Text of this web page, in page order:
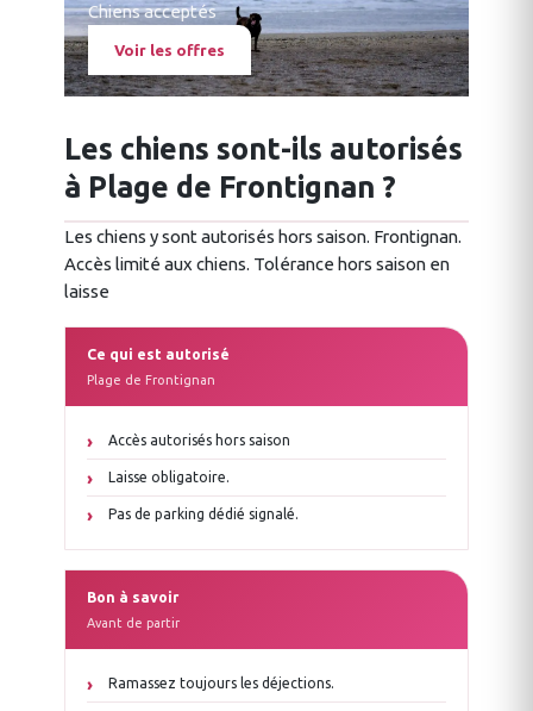
Chiens acceptés
Voir les offres
Les chiens sont-ils autorisés
à Plage de Frontignan ?
Les chiens y sont autorisés hors saison. Frontignan.
Accès limité aux chiens. Tolérance hors saison en
laisse
Ce qui est autorisé
Plage de Frontignan
Accès autorisés hors saison
Laisse obligatoire.
Pas de parking dédié signalé.
Bon à savoir
Avant de partir
Ramassez toujours les déjections.